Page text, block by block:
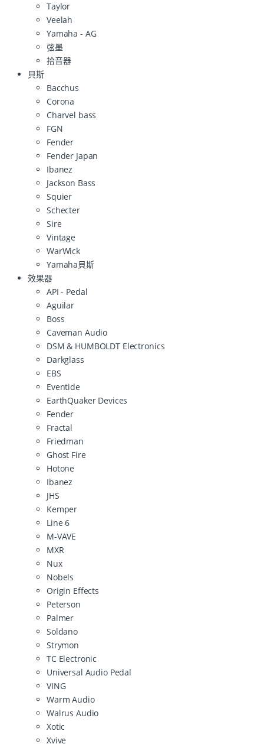
Taylor
Veelah
Yamaha - AG
弦墨
拾音器
貝斯
Bacchus
Corona
Charvel bass
FGN
Fender
Fender Japan
Ibanez
Jackson Bass
Squier
Schecter
Sire
Vintage
WarWick
Yamaha貝斯
效果器
API - Pedal
Aguilar
Boss
Caveman Audio
DSM & HUMBOLDT Electronics
Darkglass
EBS
Eventide
EarthQuaker Devices
Fender
Fractal
Friedman
Ghost Fire
Hotone
Ibanez
JHS
Kemper
Line 6
M-VAVE
MXR
Nux
Nobels
Origin Effects
Peterson
Palmer
Soldano
Strymon
TC Electronic
Universal Audio Pedal
VING
Warm Audio
Walrus Audio
Xotic
Xvive